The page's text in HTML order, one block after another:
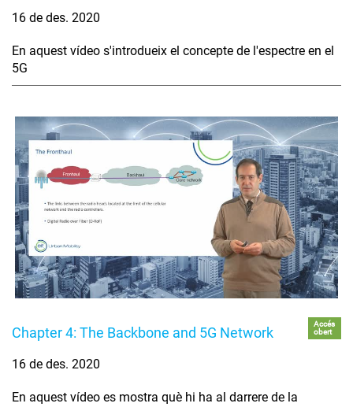
16 de des. 2020
En aquest vídeo s'introdueix el concepte de l'espectre en el
5G
Chapter 4: The Backbone and 5G Network
Accés
obert
16 de des. 2020
En aquest vídeo es mostra què hi ha al darrere de la